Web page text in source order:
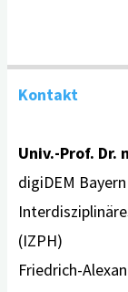
Kontakt
Univ.-Prof. Dr.
digiDEM Bayern
(IZPH)
Friedrich-